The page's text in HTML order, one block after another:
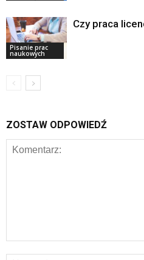
Pisanie prac
naukowych
Czy praca
ZOSTAW ODPOWIEDŹ